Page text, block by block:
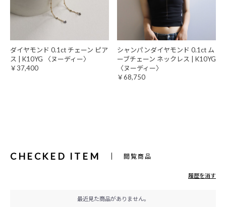
ダイヤモンド 0.1ct チェーン ピア
ス | K10YG 〈ヌーディー〉
￥37,400
シャンパンダイヤモンド 0.1ct ム
ーブチェーン ネックレス | K10YG
〈ヌーディー〉
￥68,750
CHECKED ITEM 閲覧商品
履歴を消す
最近見た商品がありません。